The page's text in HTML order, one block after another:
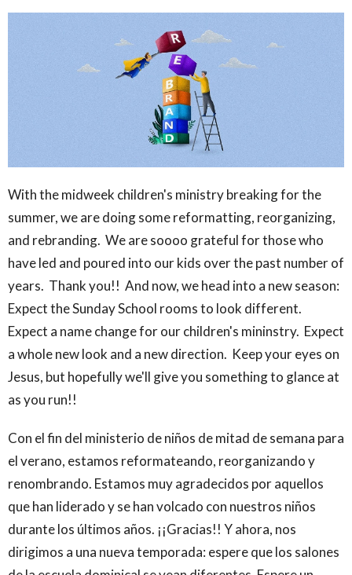
With the midweek children's ministry breaking for the
summer, we are doing some reformatting, reorganizing,
and rebranding. We are soooo grateful for those who
have led and poured into our kids over the past number of
years. Thank you!! And now, we head into a new season:
Expect the Sunday School rooms to look different.
Expect a name change for our children's mininstry. Expect
a whole new look and a new direction. Keep your eyes on
Jesus, but hopefully we'll give you something to glance at
as you run!!
Con el fin del ministerio de niños de mitad de semana para
el verano, estamos reformateando, reorganizando y
renombrando. Estamos muy agradecidos por aquellos
que han liderado y se han volcado con nuestros niños
durante los últimos años. ¡¡Gracias!! Y ahora, nos
dirigimos a una nueva temporada: espere que los salones